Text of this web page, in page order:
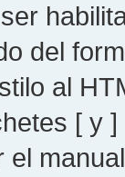
del
al
[ y
el